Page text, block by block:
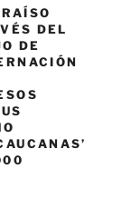
DEL
DE